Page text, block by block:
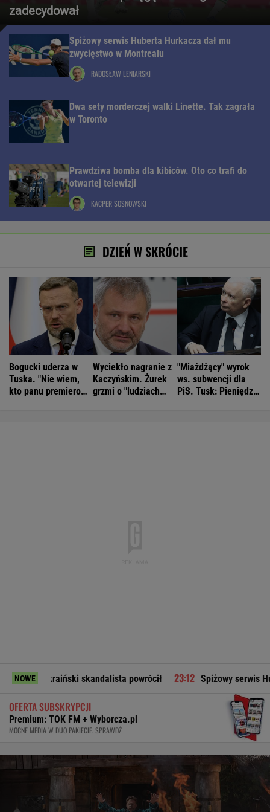
zadecydował
Spiżowy serwis Huberta Hurkacza dał mu
zwycięstwo w Montrealu
RADOSŁAW LENIARSKI
Dwa sety morderczej walki Linette. Tak zagrała
w Toronto
Prawdziwa bomba dla kibiców. Oto co trafi do
otwartej telewizji
KACPER SOSNOWSKI
DZIEŃ W SKRÓCIE
Bogucki uderza w
Tuska. "Nie wiem,
kto panu premierowi
Wyciekło nagranie z
Kaczyńskim. Żurek
grzmi o "ludziach
"Miażdżący" wyrok
ws. subwencji dla
PiS. Tusk: Pieniędzy
NOWEskandalista powrócił Spiżowy serwis Huberta
OFERTA SUBSKRYPCJI
Premium: TOK FM + Wyborcza.pl
MOCNE MEDIA W DUO PAKIECIE. SPRAWDŹ